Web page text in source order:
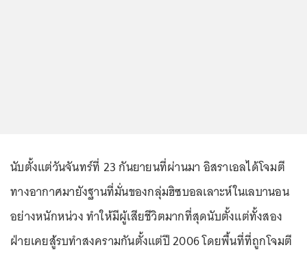
นับตั้งแต่วันจันทร์ที่ 23 กันยายนที่ผ่านมา อิสราเอลได้โจมตี
ทางอากาศมายังฐานที่มั่นของกลุ่มฮิซบอลเลาะห์ในเลบานอน
อย่างหนักหน่วง ทำให้มีผู้เสียชีวิตมากที่สุดนับตั้งแต่ทั้งสอง
ฝ่ายเคยสู้รบทำสงครามกันตั้งแต่ปี 2006 โดยพื้นที่ที่ถูกโจมตี